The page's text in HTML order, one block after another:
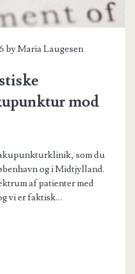
byMaria Laugesen
mod
som du
og i Midtjylland.
af patienter med
vi er faktisk…